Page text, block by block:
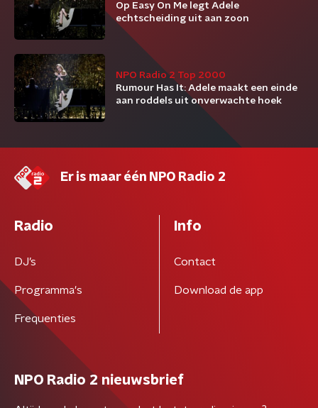
Op Easy On Me legt Adele
echtscheiding uit aan zoon
NPO Radio 2 Top 2000
Rumour Has It: Adele maakt een einde
aan roddels uit onverwachte hoek
Er is maar één NPO Radio 2
Radio
DJ’s
Programma's
Frequenties
Info
Contact
Download de app
NPO Radio 2 nieuwsbrief